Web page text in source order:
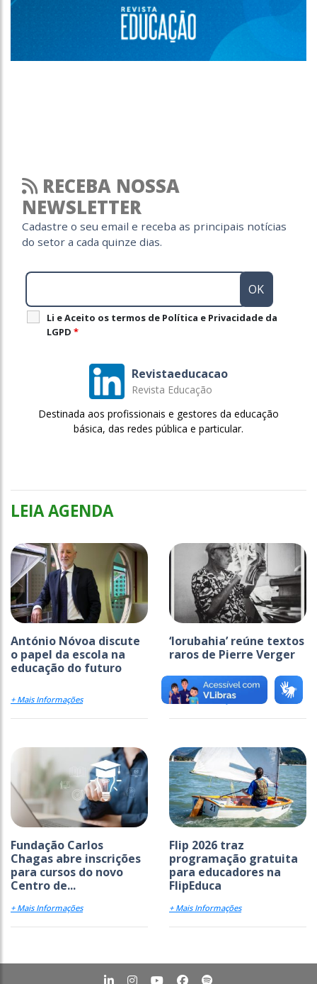
RECEBA NOSSA
NEWSLETTER
Cadastre o seu email e receba as principais notícias
do setor a cada quinze dias.
Li e Aceito os termos de Política e Privacidade da
LGPD *
Revistaeducacao
Revista Educação
Destinada aos profissionais e gestores da educação
básica, das redes pública e particular.
LEIA AGENDA
António Nóvoa discute
o papel da escola na
educação do futuro
+ Mais Informações
‘Iorubahia’ reúne textos
raros de Pierre Verger
+ Mais Informações
Fundação Carlos
Chagas abre inscrições
para cursos do novo
Centro de...
+ Mais Informações
Flip 2026 traz
programação gratuita
para educadores na
FlipEduca
+ Mais Informações